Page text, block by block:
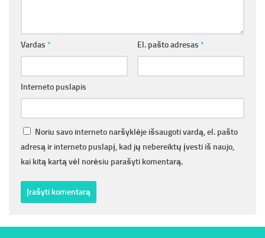
Vardas * El. pašto adresas *
Interneto puslapis
Noriu savo interneto naršyklėje išsaugoti vardą, el. pašto
adresą ir interneto puslapį, kad jų nebereiktų įvesti iš naujo,
kai kitą kartą vėl norėsiu parašyti komentarą.